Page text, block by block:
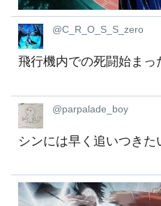
@C_R_O_S_S_zero
飛行機内での死闘始まっ
@parpalade_boy
シンには早く追いつき